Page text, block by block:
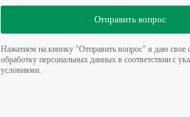
Отправить вопрос
Нажатием на кнопку "Отправить вопрос" я даю свое
обработку персональных данных в соответствии с
условиями.